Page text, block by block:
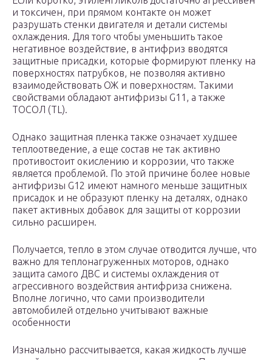
и токсичен, при прямом контакте он может
разрушать стенки двигателя и детали системы
охлаждения. Для того чтобы уменьшить такое
негативное воздействие, в антифриз вводятся
защитные присадки, которые формируют пленку на
поверхностях патрубков, не позволяя активно
взаимодействовать ОЖ и поверхностям. Такими
свойствами обладают антифризы G11, а также
ТОСОЛ (TL).
Однако защитная пленка также означает худшее
теплоотведение, а еще состав не так активно
противостоит окислению и коррозии, что также
является проблемой. По этой причине более новые
антифризы G12 имеют намного меньше защитных
присадок и не образуют пленку на деталях, однако
пакет активных добавок для защиты от коррозии
сильно расширен.
Получается, тепло в этом случае отводится лучше, что
важно для теплонагруженных моторов, однако
защита самого ДВС и системы охлаждения от
агрессивного воздействия антифриза снижена.
Вполне логично, что сами производители
автомобилей отдельно учитывают важные
особенности
Изначально рассчитывается, какая жидкость лучше